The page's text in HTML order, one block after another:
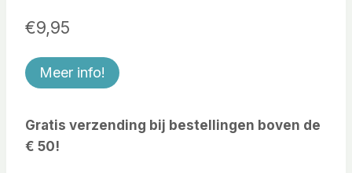
€9,95
Meer info!
Gratis verzending bij bestellingen boven de
€ 50!